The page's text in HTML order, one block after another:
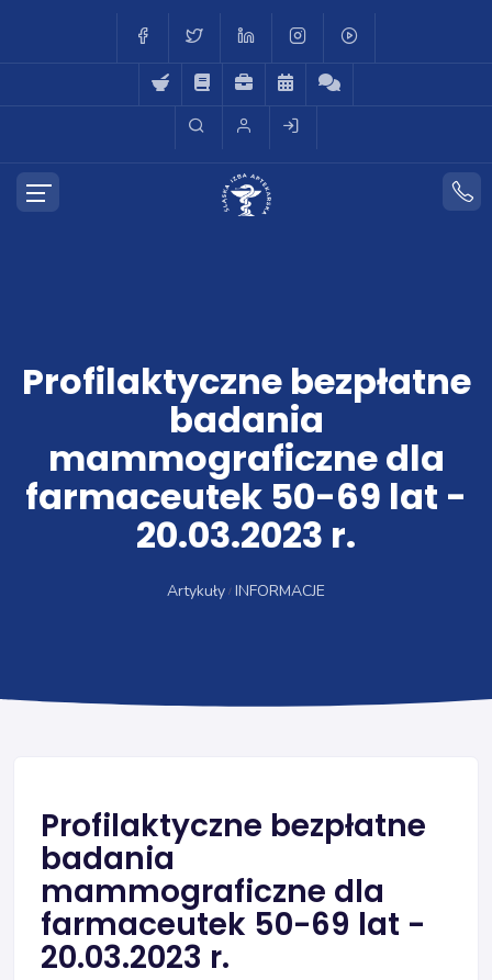
Profilaktyczne bezpłatne
badania
mammograficzne dla
farmaceutek 50-69 lat -
20.03.2023 r.
Artykuły INFORMACJE
Profilaktyczne bezpłatne
badania
mammograficzne dla
farmaceutek 50-69 lat -
20.03.2023 r.